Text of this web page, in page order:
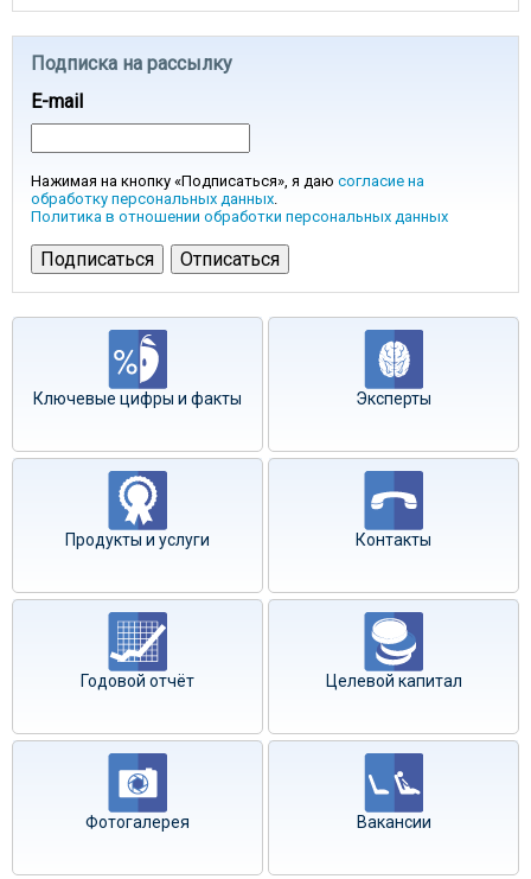
Подписка на рассылку
E-mail
Нажимая на кнопку «Подписаться», я даю согласие на
обработку персональных данных.
Политика в отношении обработки персональных данных
Ключевые цифры и факты Эксперты
Продукты и услуги Контакты
Годовой отчёт Целевой капитал
Фотогалерея Вакансии